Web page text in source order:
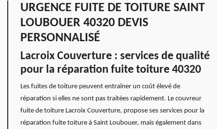
URGENCE FUITE DE TOITURE SAINT
LOUBOUER 40320 DEVIS
PERSONNALISÉ
Lacroix Couverture : services de qualité
pour la réparation fuite toiture 40320
Les fuites de toiture peuvent entraîner un coût élevé de
réparation si elles ne sont pas traitées rapidement. Le couvreur
fuite de toiture Lacroix Couverture, propose ses services pour la
réparation fuite toiture à Saint Loubouer, mais également dans